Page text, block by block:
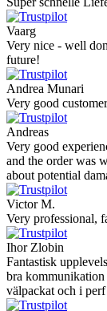
Vaarg
Very nice - well
future!
Andrea Munari
Very good
Andreas
Very good
and the order was
about potential
Victor M.
Very professional,
Ihor Zlobin
Fantastisk
bra
välpackat och i perf